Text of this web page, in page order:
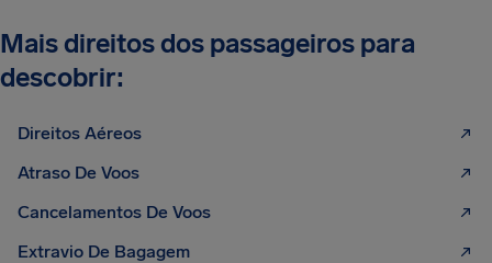
Mais direitos dos passageiros para
descobrir:
Direitos Aéreos
Atraso De Voos
Cancelamentos De Voos
Extravio De Bagagem